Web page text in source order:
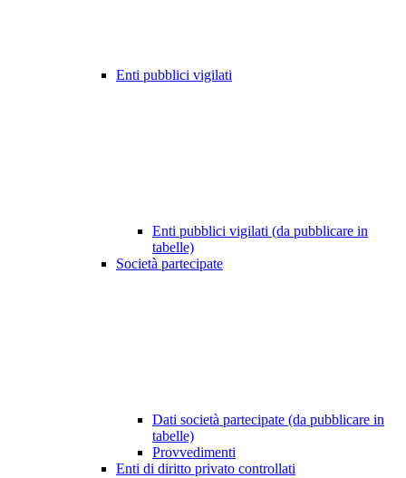
Enti pubblici vigilati
Enti pubblici vigilati (da pubblicare in
tabelle)
Società partecipate
Dati società partecipate (da pubblicare in
tabelle)
Provvedimenti
Enti di diritto privato controllati